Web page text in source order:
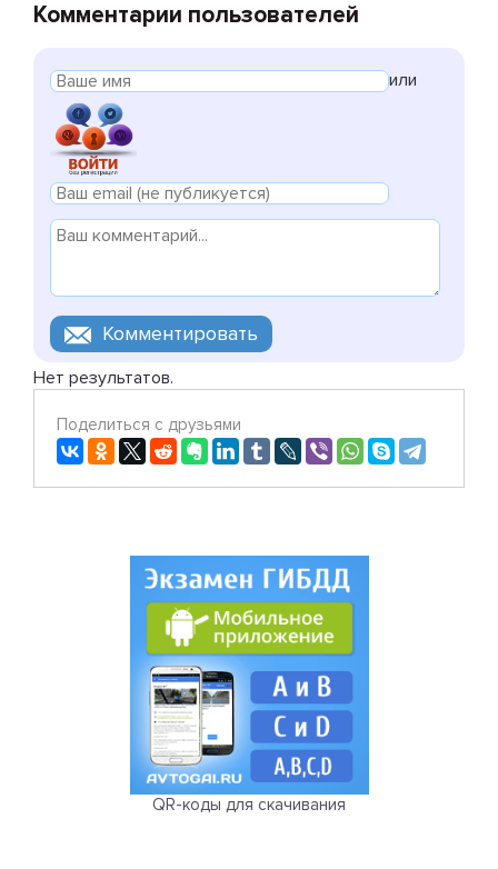
Комментарии пользователей
или
Нет результатов.
Поделиться с друзьями
QR-коды для скачивания